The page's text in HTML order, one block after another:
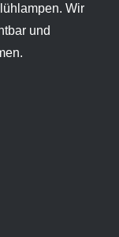
Wir
und